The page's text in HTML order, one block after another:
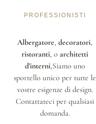
PROFESSIONISTI
Albergatore, decoratori,
ristoranti, o architetti
d'interni,Siamo uno
sportello unico per tutte le
vostre esigenze di design.
Contattateci per qualsiasi
domanda.